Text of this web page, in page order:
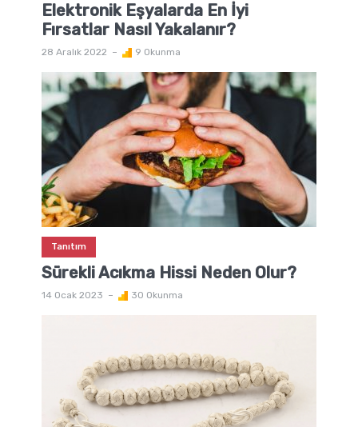
Elektronik Eşyalarda En İyi
Fırsatlar Nasıl Yakalanır?
28 Aralık 2022 9 Okunma
Tanıtım
Sürekli Acıkma Hissi Neden Olur?
14 Ocak 2023 30 Okunma